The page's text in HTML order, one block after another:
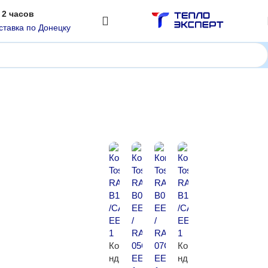
часов
по Донецку
Показаны все (7)
Ко
нд
Ко
нд